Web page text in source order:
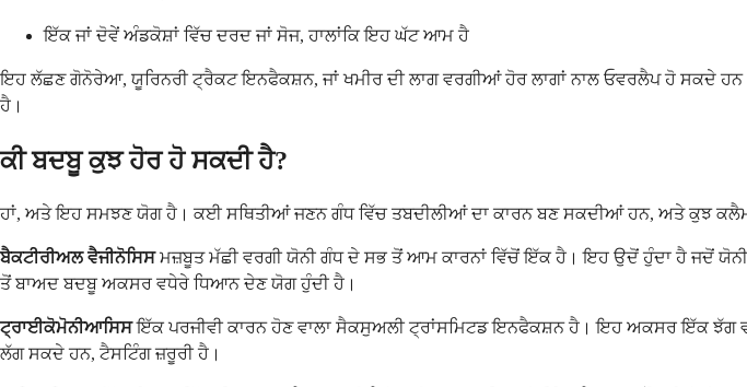
ਇੱਕ ਜਾਂ ਦੋਵੇਂ ਅੰਡਕੋਸ਼ਾਂ ਵਿੱਚ ਦਰਦ ਜਾਂ ਸੋਜ, ਹਾਲਾਂਕਿ ਇਹ ਘੱਟ ਆਮ ਹੈ
ਇਹ ਲੱਛਣ ਗੋਨੋਰੇਆ, ਯੂਰਿਨਰੀ ਟ੍ਰੈਕਟ ਇਨਫੈਕਸ਼ਨ, ਜਾਂ ਖਮੀਰ ਦੀ ਲਾਗ ਵਰਗੀਆਂ ਹੋਰ ਲਾਗਾਂ ਨਾਲ ਓਵਰਲੈਪ ਹੋ ਸਕਦੇ
ਹੈ।
ਕੀ ਬਦਬੂ ਕੁਝ ਹੋਰ ਹੋ ਸਕਦੀ ਹੈ?
ਹਾਂ, ਅਤੇ ਇਹ ਸਮਝਣ ਯੋਗ ਹੈ। ਕਈ ਸਥਿਤੀਆਂ ਜਣਨ ਗੰਧ ਵਿੱਚ ਤਬਦੀਲੀਆਂ ਦਾ ਕਾਰਨ ਬਣ ਸਕਦੀਆਂ ਹਨ, ਅਤੇ ਕੁਝ
ਬੈਕਟੀਰੀਅਲ ਵੈਜੀਨੋਸਿਸਮਜ਼ਬੂਤ ਮੱਛੀ ਵਰਗੀ ਯੋਨੀ ਗੰਧ ਦੇ ਸਭ ਤੋਂ ਆਮ ਕਾਰਨਾਂ ਵਿੱਚੋਂ ਇੱਕ ਹੈ। ਇਹ ਉਦੋਂ ਹੁੰਦਾ ਹੈ ਜਦੋਂ
ਤੋਂ ਬਾਅਦ ਬਦਬੂ ਅਕਸਰ ਵਧੇਰੇ ਧਿਆਨ ਦੇਣ ਯੋਗ ਹੁੰਦੀ ਹੈ।
ਟ੍ਰਾਈਕੋਮੋਨੀਆਸਿਸਇੱਕ ਪਰਜੀਵੀ ਕਾਰਨ ਹੋਣ ਵਾਲਾ ਸੈਕਸੁਅਲੀ ਟ੍ਰਾਂਸਮਿਟਡ ਇਨਫੈਕਸ਼ਨ ਹੈ। ਇਹ ਅਕਸਰ ਇੱਕ ਝੱਗ
ਲੱਗ ਸਕਦੇ ਹਨ, ਟੈਸਟਿੰਗ ਜ਼ਰੂਰੀ ਹੈ।